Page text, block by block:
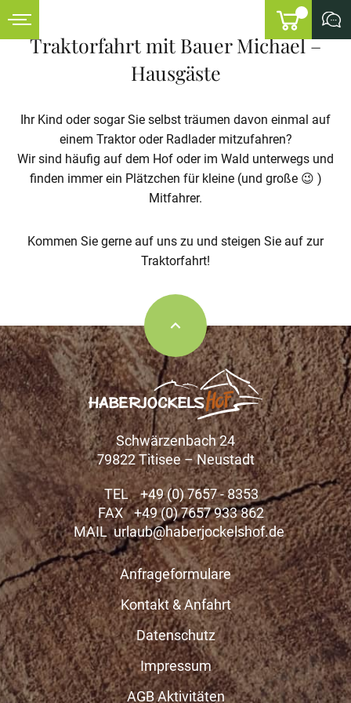
Anfragen
Traktorfahrt mit Bauer Michael –
Hausgäste
Ihr Kind oder sogar Sie selbst träumen davon einmal auf
einem Traktor oder Radlader mitzufahren?
Wir sind häufig auf dem Hof oder im Wald unterwegs und
finden immer ein Plätzchen für kleine (und große 😉 )
Mitfahrer.
Kommen Sie gerne auf uns zu und steigen Sie auf zur
Traktorfahrt!
Schwärzenbach 24
79822 Titisee – Neustadt
TEL
+49 (0) 7657 - 8353
FAX
+49 (0) 7657 933 862
MAIL urlaub@haberjockelshof.de
Anfrageformulare
Kontakt & Anfahrt
Datenschutz
Impressum
AGB Aktivitäten